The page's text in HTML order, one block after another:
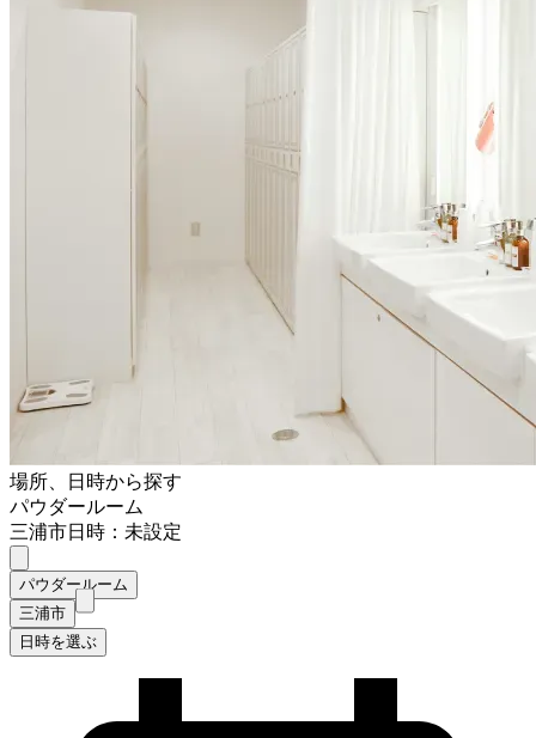
場所、日時から探す
パウダールーム
三浦市日時：未設定
パウダールーム
三浦市
日時を選ぶ